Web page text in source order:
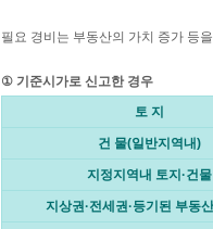
필요 경비는 부동산의 가치 증가 등
① 기준시가로 신고한 경우
토 지
건 물(일반지역내)
지정지역내 토지·건물
지상권·전세권·등기된 부동